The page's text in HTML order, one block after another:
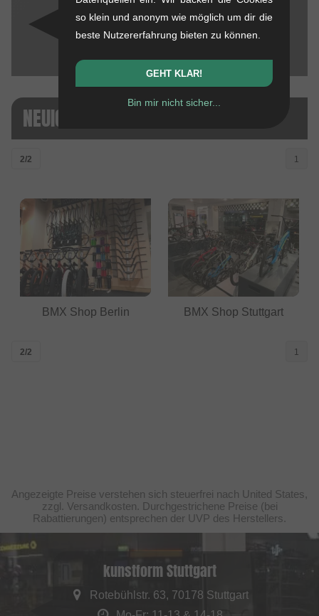
NEUIGKEITEN
2/2 1
BMX Shop Berlin BMX Shop Stuttgart
2/2 1
Angezeigte Preise verstehen sich steuerfrei nach United States,
zzgl. Versandkosten. Durchgestrichene Preise (bei
Rabattierungen) entsprechen der UVP des Herstellers.
kunstform Stuttgart
Rotebühlstr. 63, 70178 Stuttgart
so klein und anonym wie möglich um dir die
beste Nutzererfahrung bieten zu können.
GEHT KLAR!
Bin mir nicht sicher...